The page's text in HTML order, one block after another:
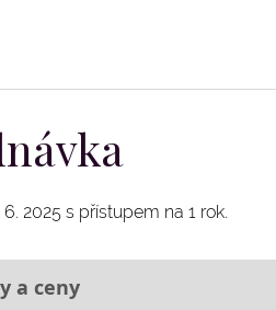
2025 s přístupem na 1 rok.
a ceny